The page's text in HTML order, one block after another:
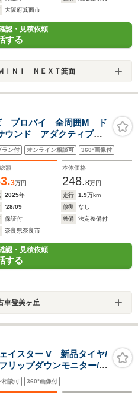
大阪府箕面市
認・見積依頼
する
ＩＮＩ ＮＥＸＴ箕面
プロパイ 全周囲M ド
ンド アダクティブ
コール 衝突被害軽
サ ブラインドスポッ
ラン付 オンライン相談可 360°画像付
額
3万円
本体価格
248.8万円
2025年 走行 1.9万km
'28/09 修復
なし
保証付 整備
法定整備付
奈良県奈良市
認・見積依頼
する
車登美ヶ丘
イスター V 新品タイヤ/
リップダウンモニター/イ
安全装置/両側電動スラ
ム/ヘッドランプ LED
相談可 360°画像付